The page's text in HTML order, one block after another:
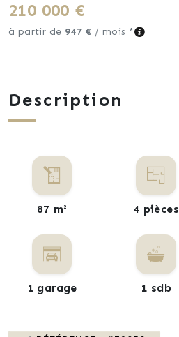
210 000 €
à partir de 947 € / mois *
Description
87 m² 4 pièces
1 garage 1 sdb